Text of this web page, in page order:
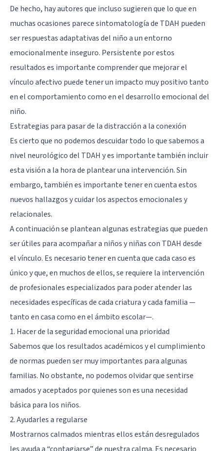
De hecho, hay autores que incluso sugieren que lo que en
muchas ocasiones parece sintomatología de TDAH pueden
ser respuestas adaptativas del niño a un entorno
emocionalmente inseguro. Persistente por estos
resultados es importante comprender que mejorar el
vínculo afectivo puede tener un impacto muy positivo tanto
en el comportamiento como en el desarrollo emocional del
niño.
Estrategias para pasar de la distracción a la conexión
Es cierto que no podemos descuidar todo lo que sabemos a
nivel neurológico del TDAH y es importante también incluir
esta visión a la hora de plantear una intervención. Sin
embargo, también es importante tener en cuenta estos
nuevos hallazgos y cuidar los aspectos emocionales y
relacionales.
A continuación se plantean algunas estrategias que pueden
ser útiles para acompañar a niños y niñas con TDAH desde
el vínculo. Es necesario tener en cuenta que cada caso es
único y que, en muchos de ellos, se requiere la intervención
de profesionales especializados para poder atender las
necesidades específicas de cada criatura y cada familia —
tanto en casa como en el ámbito escolar—.
1. Hacer de la seguridad emocional una prioridad
Sabemos que los resultados académicos y el cumplimiento
de normas pueden ser muy importantes para algunas
familias. No obstante, no podemos olvidar que sentirse
amados y aceptados por quienes son es una necesidad
básica para los niños.
2. Ayudarles a regularse
Mostrarnos calmados mientras ellos están desregulados